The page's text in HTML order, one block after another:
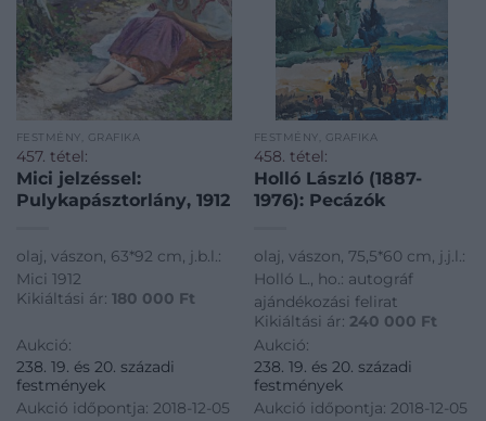
FESTMÉNY, GRAFIKA
457. tétel:
Mici jelzéssel:
Pulykapásztorlány, 1912
olaj, vászon, 63*92 cm, j.b.l.:
Mici 1912
Kikiáltási ár: 180 000 Ft
Aukció:
238. 19. és 20. századi
festmények
Aukció időpontja: 2018-12-05
FESTMÉNY, GRAFIKA
458. tétel:
Holló László (1887-
1976): Pecázók
olaj, vászon, 75,5*60 cm, j.j.l.:
Holló L., ho.: autográf
ajándékozási felirat
Kikiáltási ár: 240 000 Ft
Aukció:
238. 19. és 20. századi
festmények
Aukció időpontja: 2018-12-05